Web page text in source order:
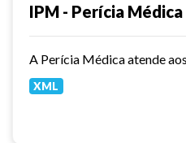
IPM - Perícia Médica
XML